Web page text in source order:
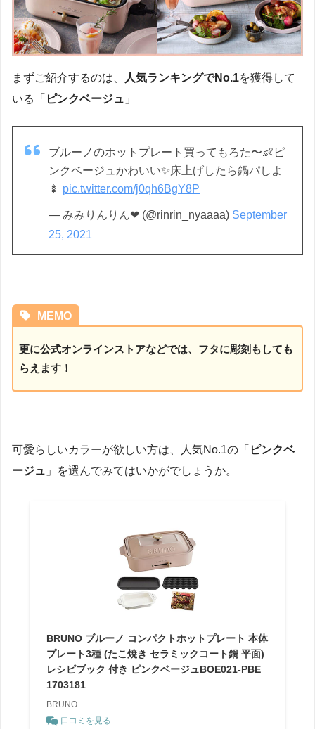
まずご紹介するのは、 人気ランキングでNo.1を獲得して
いる「 ピンクベージュ 」
ブルーノのホットプレート買ってもろた〜👶ピ
ンクベージュかわいい✨床上げしたら鍋パしよ
🍢 pic.twitter.com/j0qh6BgY8P
— みみりんりん❤︎ (@rinrin_nyaaaa) September
25, 2021
MEMO
更に公式オンラインストアなどでは、フタに彫刻もしても
らえます！
可愛らしいカラーが欲しい方は、人気No.1の「 ピンクベ
ージュ 」を選んでみてはいかがでしょうか。
BRUNO ブルーノ コンパクトホットプレート 本体
プレート3種 (たこ焼き セラミックコート鍋 平面)
レシピブック 付き ピンクベージュBOE021-PBE
1703181
BRUNO
口コミを見る